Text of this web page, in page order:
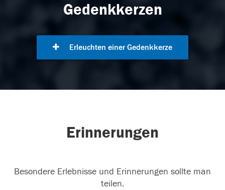
Gedenkkerzen
Erleuchten einer Gedenkkerze
Erinnerungen
Besondere Erlebnisse und Erinnerungen sollte man
teilen.